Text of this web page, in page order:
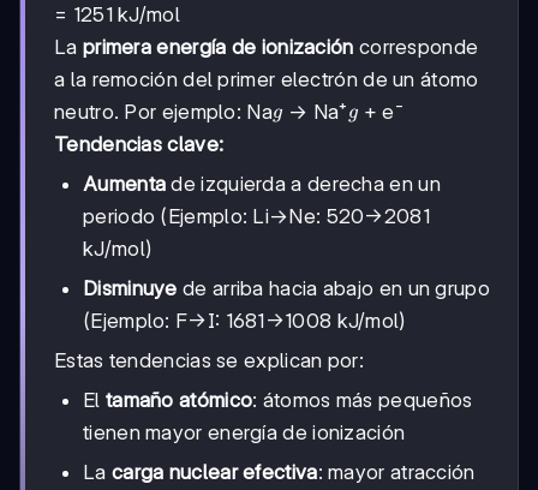
= 1251 kJ/mol
La primera energía de ionización corresponde
a la remoción del primer electrón de un átomo
neutro. Por ejemplo: Nag
g → Na⁺g
g + e⁻
Tendencias clave:
Aumenta de izquierda a derecha en un
periodo (Ejemplo: Li→Ne: 520→2081
kJ/mol)
Disminuye de arriba hacia abajo en un grupo
(Ejemplo: F→I: 1681→1008 kJ/mol)
Estas tendencias se explican por:
El tamaño atómico: átomos más pequeños
tienen mayor energía de ionización
La carga nuclear efectiva: mayor atracción